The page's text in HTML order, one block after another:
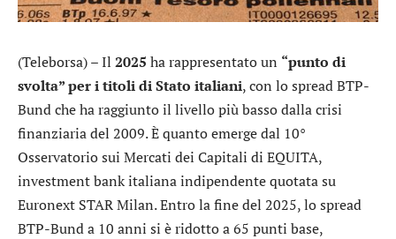
(Teleborsa) – Il 2025 ha rappresentato un “punto di
svolta” per i titoli di Stato italiani, con lo spread BTP-
Bund che ha raggiunto il livello più basso dalla crisi
finanziaria del 2009. È quanto emerge dal 10°
Osservatorio sui Mercati dei Capitali di EQUITA,
investment bank italiana indipendente quotata su
Euronext STAR Milan. Entro la fine del 2025, lo spread
BTP-Bund a 10 anni si è ridotto a 65 punti base,